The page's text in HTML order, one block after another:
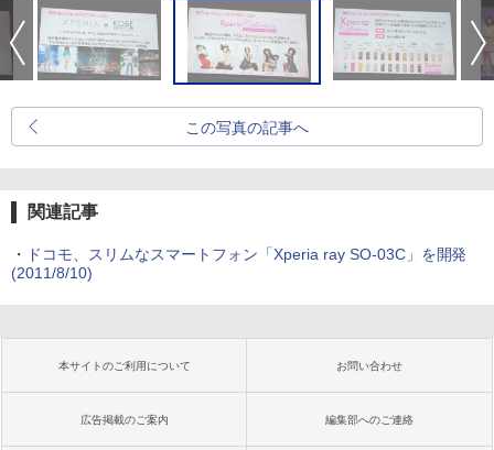
この写真の記事へ
関連記事
・
ドコモ、スリムなスマートフォン「Xperia ray SO-03C」を開発
(2011/8/10)
本サイトのご利用について お問い合わせ
広告掲載のご案内 編集部へのご連絡